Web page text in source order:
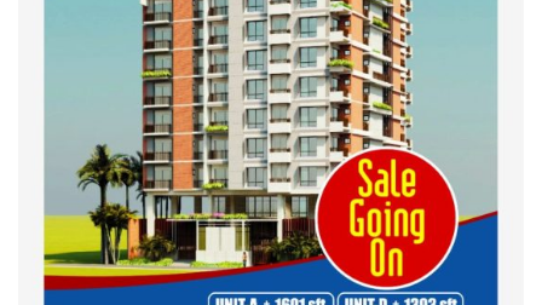
ইসলামী ব্যাংক বাংলাদেশ পিলএলসি
ময়মনসিংহ শাখার গ্রাহক সমাবেশ
২০২৪ এর গণঅভ্যুত্থানের শহিদের
কবর জিয়ারত ও দোয়া করলেন
ময়মনসিংহ মহানগর জামায়াত